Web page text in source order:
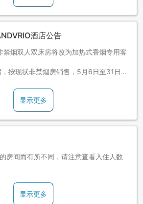
酒店公告
烟双人双床房将改为加热式香烟专用客
，按现状非禁烟房销售，5月6日至31日期
显示更多
房间而有所不同，请注意查看入住人数
显示更多